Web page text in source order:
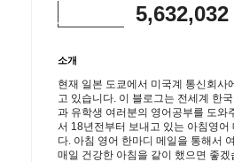
5,632,032
소개
현재 일본 도쿄에서 미국계 통신회사
고 있습니다. 이 블로그는 전세계 한
과 유학생 여러분의 영어공부를 도와
서 18년전부터 보내고 있는 아침영어
다. 아침 영어 한마디 메일을 통해서
매일 건강한 아침을 같이 했으면 좋겠